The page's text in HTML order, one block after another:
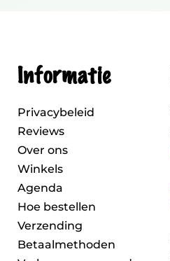
Informatie
Privacybeleid
Reviews
Over ons
Winkels
Agenda
Hoe bestellen
Verzending
Betaalmethoden